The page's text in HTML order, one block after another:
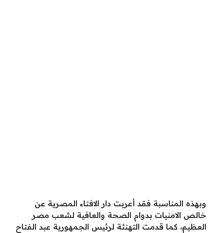
وبهذه المناسبة فقد أعربت دار الافتاء المصرية عن
خالص الامنيات بدوام الصحة والعافية لشعب مصر
العظيم، كما قدمت التهنئة لرئيس الجمهورية عبد الفتاح